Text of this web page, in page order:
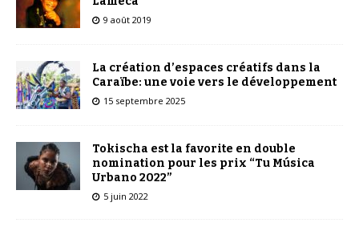
9 août 2019
La création d’espaces créatifs dans la
Caraïbe: une voie vers le développement
15 septembre 2025
Tokischa est la favorite en double
nomination pour les prix “Tu Música
Urbano 2022”
5 juin 2022